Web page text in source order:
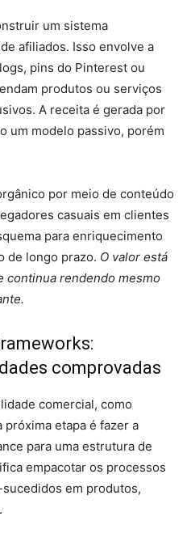
um sistema
afiliados. Isso envolve a
pins do Pinterest ou
produtos ou serviços
A receita é gerada por
um modelo passivo, porém
por meio de conteúdo
casuais em clientes
para enriquecimento
de longo prazo. O valor está
continua rendendo mesmo
comprovadas
comercial, como
próxima etapa é fazer a
para uma estrutura de
empacotar os processos
em produtos,